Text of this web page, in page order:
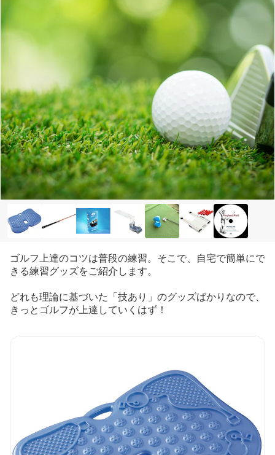
ゴルフ上達のコツは普段の練習。そこで、自宅で簡単にで
きる練習グッズをご紹介します。
どれも理論に基づいた「技あり」のグッズばかりなので、
きっとゴルフが上達していくはず！